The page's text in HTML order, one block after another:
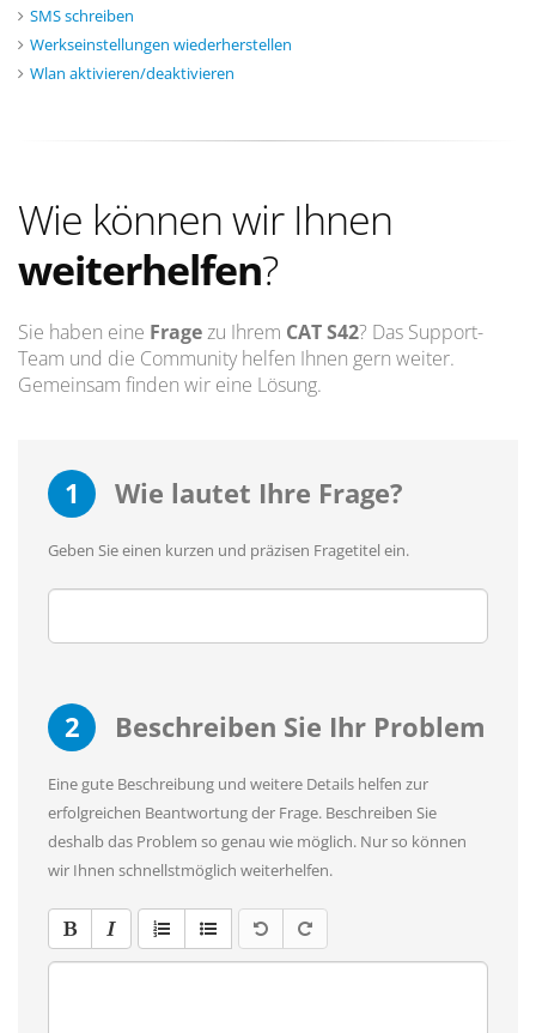
SMS schreiben
Werkseinstellungen wiederherstellen
Wlan aktivieren/deaktivieren
Wie können wir Ihnen
weiterhelfen?
Sie haben eine Fragezu Ihrem CAT S42? Das Support-
Team und die Community helfen Ihnen gern weiter.
Gemeinsam finden wir eine Lösung.
1 Wie lautet Ihre Frage?
Geben Sie einen kurzen und präzisen Fragetitel ein.
2 Beschreiben Sie Ihr Problem
Eine gute Beschreibung und weitere Details helfen zur
erfolgreichen Beantwortung der Frage. Beschreiben Sie
deshalb das Problem so genau wie möglich. Nur so können
wir Ihnen schnellstmöglich weiterhelfen.